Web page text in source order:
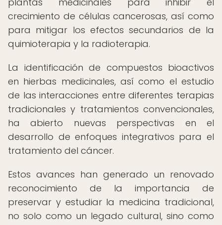
crecimiento de células cancerosas, así como
para mitigar los efectos secundarios de la
quimioterapia y la radioterapia.
La identificación de compuestos bioactivos
en hierbas medicinales, así como el estudio
de las interacciones entre diferentes terapias
tradicionales y tratamientos convencionales,
ha abierto nuevas perspectivas en el
desarrollo de enfoques integrativos para el
tratamiento del cáncer.
Estos avances han generado un renovado
reconocimiento de la importancia de
preservar y estudiar la medicina tradicional,
no solo como un legado cultural, sino como